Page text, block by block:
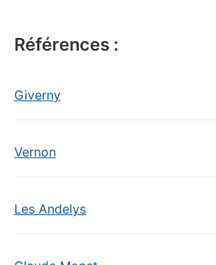
Références :
Giverny
Vernon
Les Andelys